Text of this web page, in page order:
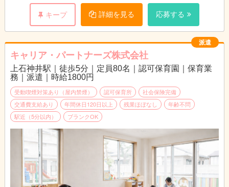
キープ 詳細を見る 応募する
派遣
キャリア・パートナーズ株式会社
上石神井駅｜徒歩5分｜定員80名｜認可保育園｜保育業
務｜派遣｜時給1800円
受動喫煙対策あり（屋内禁煙） 認可保育所
社会保険完備
交通費支給あり
年間休日120日以上 残業ほぼなし
年齢不問
駅近（5分以内）
ブランクOK